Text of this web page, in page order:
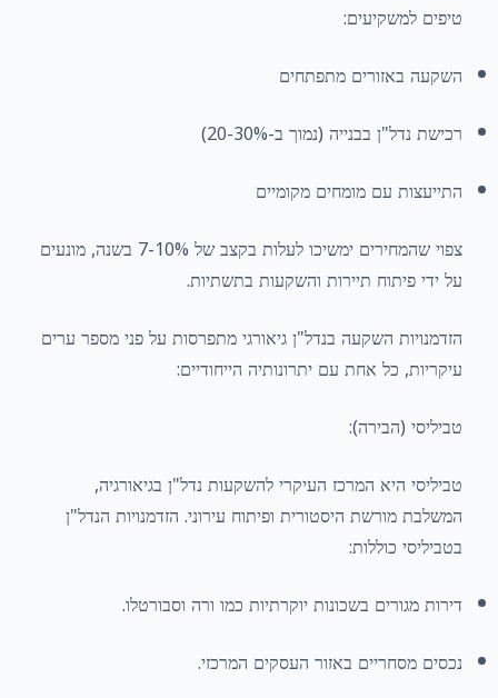
טיפים למשקיעים:
השקעה באזורים מתפתחים
רכישת נדל"ן בבנייה (נמוך ב-20-30%)
התייעצות עם מומחים מקומיים
צפוי שהמחירים ימשיכו לעלות בקצב של 7-10% בשנה, מונעים
על ידי פיתוח תיירות והשקעות בתשתיות.
הזדמנויות השקעה בנדל"ן גיאורגי מתפרסות על פני מספר ערים
עיקריות, כל אחת עם יתרונותיה הייחודיים:
טביליסי (הבירה):
טביליסי היא המרכז העיקרי להשקעות נדל"ן בגיאורגיה,
המשלבת מורשת היסטורית ופיתוח עירוני. הזדמנויות הנדל"ן
בטביליסי כוללות:
דירות מגורים בשכונות יוקרתיות כמו ורה וסבורטלו.
נכסים מסחריים באזור העסקים המרכזי.